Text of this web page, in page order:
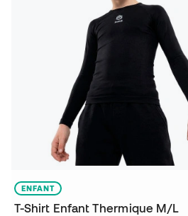
ENFANT
T-Shirt Enfant Thermique M/L